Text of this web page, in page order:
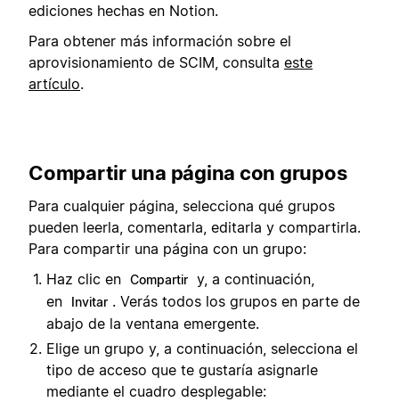
ediciones hechas en Notion.
Para obtener más información sobre el
aprovisionamiento de SCIM, consulta este
artículo.
Compartir una página con grupos
Para cualquier página, selecciona qué grupos
pueden leerla, comentarla, editarla y compartirla.
Para compartir una página con un grupo:
Haz clic en Compartir y, a continuación,
en
Invitar . Verás todos los grupos en parte de
abajo de la ventana emergente.
Elige un grupo y, a continuación, selecciona el
tipo de acceso que te gustaría asignarle
mediante el cuadro desplegable: